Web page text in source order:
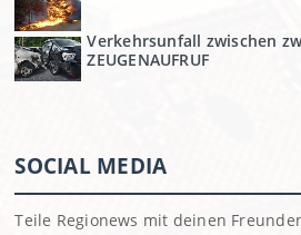
Verkehrsunfall zwischen
ZEUGENAUFRUF
SOCIAL MEDIA
Teile Regionews mit deinen